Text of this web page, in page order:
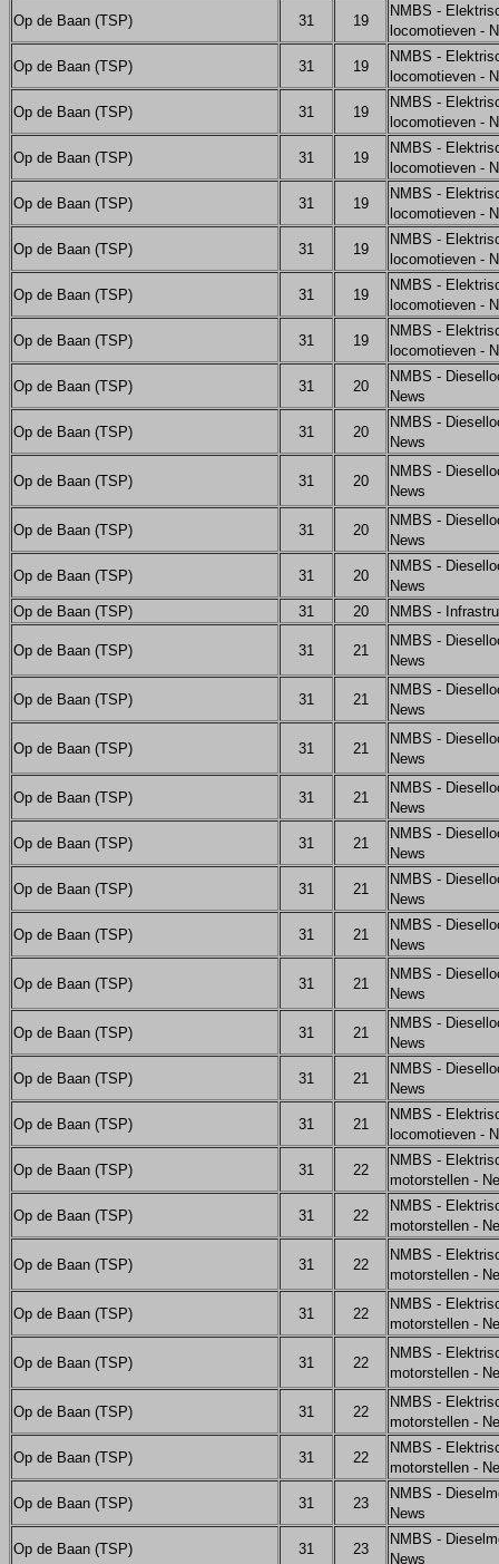
Op de Baan (TSP) 31 19
NMBS -
locomotieven -
Op de Baan (TSP) 31 19
NMBS -
locomotieven -
Op de Baan (TSP) 31 19
NMBS -
locomotieven -
Op de Baan (TSP) 31 19
NMBS -
locomotieven -
Op de Baan (TSP) 31 19
NMBS -
locomotieven -
Op de Baan (TSP) 31 19
NMBS -
locomotieven -
Op de Baan (TSP) 31 19
NMBS -
locomotieven -
Op de Baan (TSP) 31 19
NMBS -
locomotieven -
Op de Baan (TSP) 31 20
NMBS -
News
Op de Baan (TSP) 31 20
NMBS -
News
Op de Baan (TSP) 31 20
NMBS -
News
Op de Baan (TSP) 31 20
NMBS -
News
Op de Baan (TSP) 31 20
NMBS -
News
Op de Baan (TSP)
31 20 NMBS -
Op de Baan (TSP) 31 21
NMBS -
News
Op de Baan (TSP) 31 21
NMBS -
News
Op de Baan (TSP) 31 21
NMBS -
News
Op de Baan (TSP) 31 21
NMBS -
News
Op de Baan (TSP) 31 21
NMBS -
News
Op de Baan (TSP) 31 21
NMBS -
News
Op de Baan (TSP) 31 21
NMBS -
News
Op de Baan (TSP) 31 21
NMBS -
News
Op de Baan (TSP) 31 21
NMBS -
News
Op de Baan (TSP) 31 21
NMBS -
News
Op de Baan (TSP) 31 21
NMBS -
locomotieven -
Op de Baan (TSP) 31 22
NMBS -
motorstellen -
Op de Baan (TSP) 31 22
NMBS -
motorstellen -
Op de Baan (TSP) 31 22
NMBS -
motorstellen -
Op de Baan (TSP) 31 22
NMBS -
motorstellen -
Op de Baan (TSP) 31 22
NMBS -
motorstellen -
Op de Baan (TSP) 31 22
NMBS -
motorstellen -
Op de Baan (TSP) 31 22
NMBS -
motorstellen -
Op de Baan (TSP) 31 23
NMBS -
News
Op de Baan (TSP) 31 23
NMBS -
News